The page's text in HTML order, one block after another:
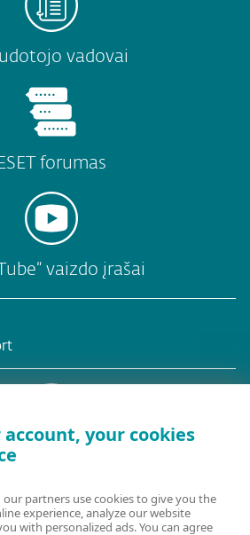
vadovai
ESET forumas
vaizdo įrašai
klientas?
account, your cookies
our partners use cookies to give you the
experience, analyze our website
with personalized ads. You can agree